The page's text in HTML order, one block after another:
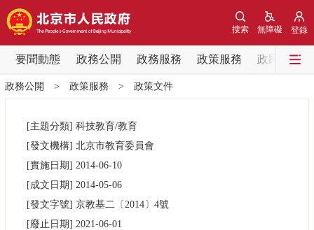
登錄
無障礙
搜索
要聞動態 政務公開 政務服務 政策服務 政民互動
要聞動態
黨中央精神 國務院資訊
北京要聞
政務公開
政務公開 > 政策服務 > 政策文件
[主題分類] 科技教育/教育
[發文機構] 北京市教育委員會
[實施日期] 2014-06-10
[成文日期] 2014-05-06
[發文字號] 京教基二 〔2014〕 4號
[廢止日期] 2021-06-01